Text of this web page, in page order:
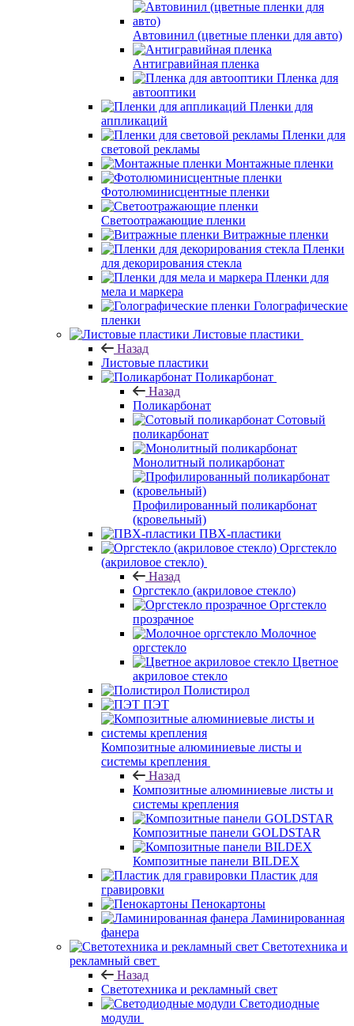
Автовинил (цветные пленки для авто)
Антигравийная пленка
Пленка для
автооптики
Пленки для
аппликаций
Пленки для
световой рекламы
Монтажные пленки
Фотолюминисцентные пленки
Светоотражающие пленки
Витражные пленки
Пленки
для декорирования стекла
Пленки для
мела и маркера
Голографические
пленки
Листовые пластики
Назад
Листовые пластики
Поликарбонат
Назад
Поликарбонат
Сотовый
поликарбонат
Монолитный поликарбонат
Профилированный поликарбонат
(кровельный)
ПВХ-пластики
Оргстекло
(акриловое стекло)
Назад
Оргстекло (акриловое стекло)
Оргстекло
прозрачное
Молочное
оргстекло
Цветное
акриловое стекло
Полистирол
ПЭТ
Композитные алюминиевые листы и
системы крепления
Назад
Композитные алюминиевые листы и
системы крепления
Композитные панели GOLDSTAR
Композитные панели BILDEX
Пластик для
гравировки
Пенокартоны
Ламинированная
фанера
Светотехника и
рекламный свет
Назад
Светотехника и рекламный свет
Светодиодные
модули